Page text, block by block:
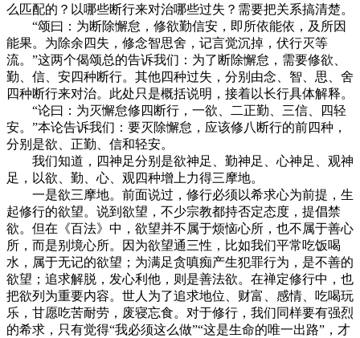
么匹配的？以哪些断行来对治哪些过失？需要把关系搞清楚。
“颂曰：为断除懈怠，修欲勤信安，即所依能依，及所因
能果。为除余四失，修念智思舍，记言觉沉掉，伏行灭等
流。”这两个偈颂总的告诉我们：为了断除懈怠，需要修欲、
勤、信、安四种断行。其他四种过失，分别由念、智、思、舍
四种断行来对治。此处只是概括说明，接着以长行具体解释。
“论曰：为灭懈怠修四断行，一欲、二正勤、三信、四轻
安。”本论告诉我们：要灭除懈怠，应该修八断行的前四种，
分别是欲、正勤、信和轻安。
我们知道，四神足分别是欲神足、勤神足、心神足、观神
足，以欲、勤、心、观四种增上力得三摩地。
一是欲三摩地。前面说过，修行必须以希求心为前提，生
起修行的欲望。说到欲望，不少宗教都持否定态度，提倡禁
欲。但在《百法》中，欲望并不属于烦恼心所，也不属于善心
所，而是别境心所。因为欲望通三性，比如我们平常吃饭喝
水，属于无记的欲望；为满足贪嗔痴产生犯罪行为，是不善的
欲望；追求解脱，发心利他，则是善法欲。在禅定修行中，也
把欲列为重要内容。世人为了追求地位、财富、感情、吃喝玩
乐，甘愿吃苦耐劳，废寝忘食。对于修行，我们同样要有强烈
的希求，只有觉得“我必须这么做”“这是生命的唯一出路”，才